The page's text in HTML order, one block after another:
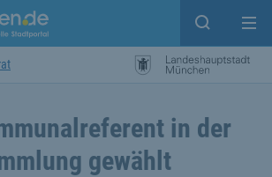
Suche
in der
gewählt